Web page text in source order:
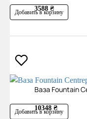
3588 ₴
Добавить в корзину
Ваза Fountain
10348 ₴
Добавить в корзину